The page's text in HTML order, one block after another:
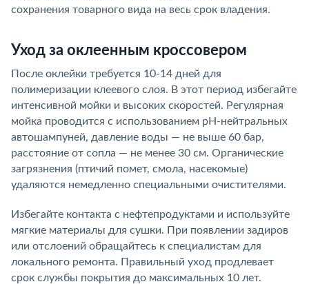
сохранения товарного вида на весь срок владения.
Уход за оклеенным кроссовером
После оклейки требуется 10-14 дней для
полимеризации клеевого слоя. В этот период избегайте
интенсивной мойки и высоких скоростей. Регулярная
мойка проводится с использованием pH-нейтральных
автошампуней, давление воды — не выше 60 бар,
расстояние от сопла — не менее 30 см. Органические
загрязнения (птичий помет, смола, насекомые)
удаляются немедленно специальными очистителями.
Избегайте контакта с нефтепродуктами и используйте
мягкие материалы для сушки. При появлении задиров
или отслоений обращайтесь к специалистам для
локального ремонта. Правильный уход продлевает
срок службы покрытия до максимальных 10 лет.